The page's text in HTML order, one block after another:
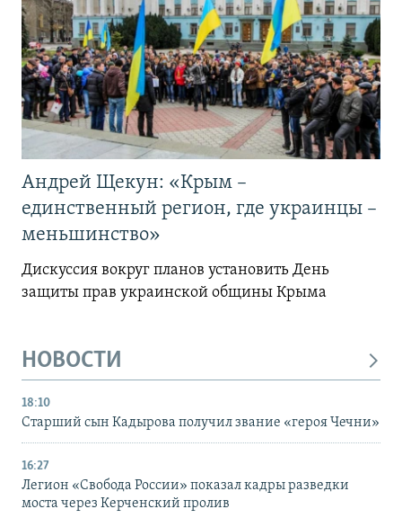
Андрей Щекун: «Крым –
единственный регион, где украинцы –
меньшинство»
Дискуссия вокруг планов установить День
защиты прав украинской общины Крыма
НОВОСТИ
18:10
Старший сын Кадырова получил звание «героя Чечни»
16:27
Легион «Свобода России» показал кадры разведки
моста через Керченский пролив